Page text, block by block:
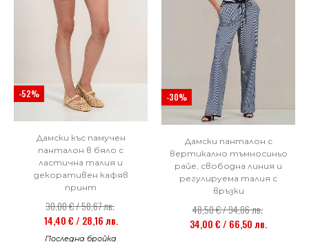
-52%
Дамски къс памучен
панталон в бяло с
ластична талия и
декоративен кафяв
принт
30,00 € / 58,67 лв.
14,40 € / 28,16 лв.
Последна бройка
-30%
Дамски панталон с
вертикално тъмносиньо
райе, свободна линия и
регулируема талия с
връзки
48,50 € / 94,86 лв.
34,00 € / 66,50 лв.